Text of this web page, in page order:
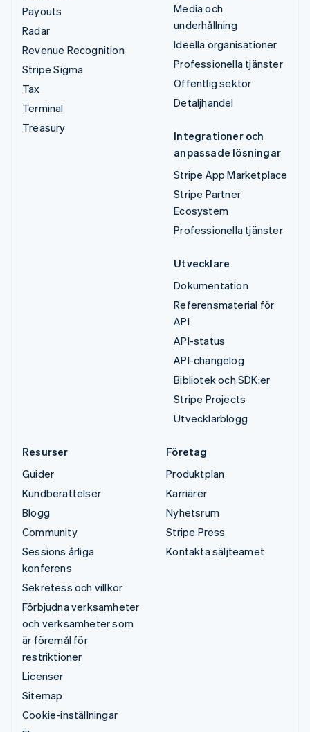
Payouts
Radar
Revenue Recognition
Stripe Sigma
Tax
Terminal
Treasury
Media och
underhållning
Ideella organisationer
Professionella tjänster
Offentlig sektor
Detaljhandel
Integrationer och
anpassade lösningar
Stripe App Marketplace
Stripe Partner
Ecosystem
Professionella tjänster
Utvecklare
Dokumentation
Referensmaterial för
API
API-status
API-changelog
Bibliotek och SDK:er
Stripe Projects
Utvecklarblogg
Resurser
Guider
Kundberättelser
Blogg
Community
Sessions årliga
konferens
Sekretess och villkor
Förbjudna verksamheter
och verksamheter som
är föremål för
restriktioner
Licenser
Sitemap
Cookie-inställningar
Företag
Produktplan
Karriärer
Nyhetsrum
Stripe Press
Kontakta säljteamet